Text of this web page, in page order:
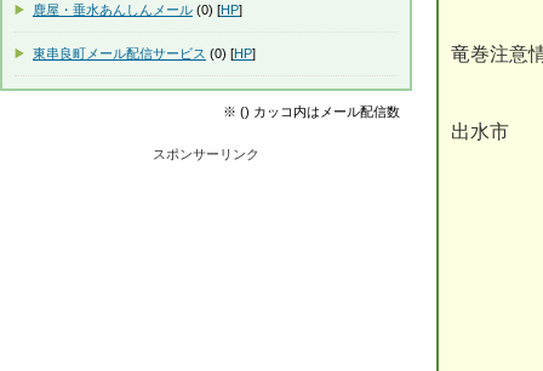
竜巻注意
出水市
鹿屋・垂水あんしんメール (0) [HP]
東串良町メール配信サービス (0) [HP]
※ () カッコ内はメール配信数
スポンサーリンク